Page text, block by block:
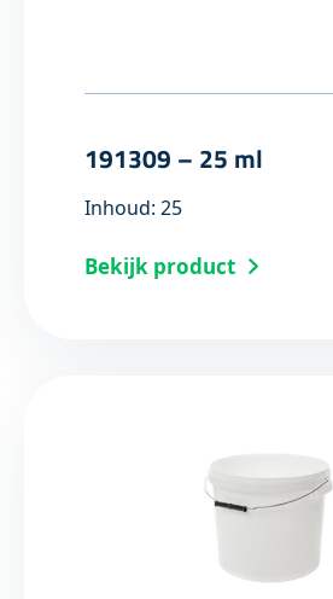
191309 – 25 ml
Inhoud: 25
Bekijk product